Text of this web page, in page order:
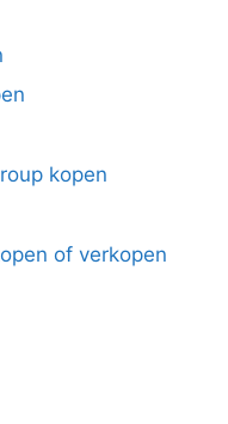
kopen
of verkopen